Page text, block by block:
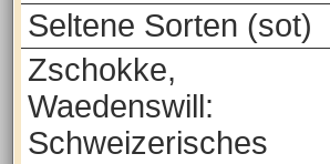
Seltene Sorten (sot)
Zschokke,
Waedenswill:
Schweizerisches